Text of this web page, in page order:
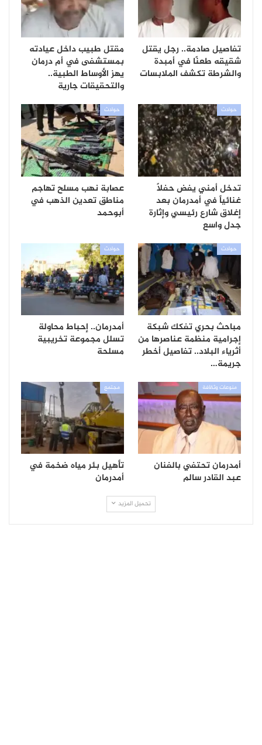
تفاصيل صادمة.. رجل يقتل
شقيقه طعنًا في أمبدة
والشرطة تكشف الملابسات
مقتل طبيب داخل عيادته
بمستشفى في أم درمان
يهز الأوساط الطبية..
والتحقيقات جارية
حوادث
تدخل أمني يفض حفلاً
غنائياً في أمدرمان بعد
إغلاق شارع رئيسي وإثارة
جدل واسع
حوادث
عصابة نهب مسلح تهاجم
مناطق تعدين الذهب في
أبوحمد
حوادث
مباحث بحري تفكك شبكة
إجرامية منظمة عناصرها من
أثرياء البلاد.. تفاصيل أخطر
جريمة…
حوادث
أمدرمان.. إحباط محاولة
تسلل مجموعة تخريبية
مسلحة
منوعات وثقافة
أمدرمان تحتفي بالفنان
عبد القادر سالم
مجتمع
تأهيل بئر مياه ضخمة في
أمدرمان
تحميل المزيد